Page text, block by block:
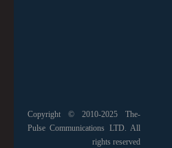
Copyright © 2010-2025 The-
Pulse Communications LTD. All
rights reserved